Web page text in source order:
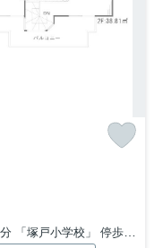
塚戸小学校」 停歩12分